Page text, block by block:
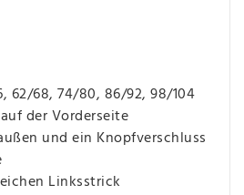
62/68, 74/80, 86/92, 98/104
der Vorderseite
und ein Knopfverschluss
Linksstrick